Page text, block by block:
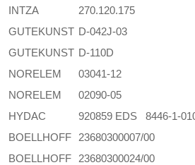
INTZA
270.120.175
GUTEKUNST D-042J-03
GUTEKUNST D-110D
NORELEM
03041-12
NORELEM
02090-05
HYDAC
920859 EDS 8446-1-
BOELLHOFF
23680300007/00
BOELLHOFF
23680300024/00